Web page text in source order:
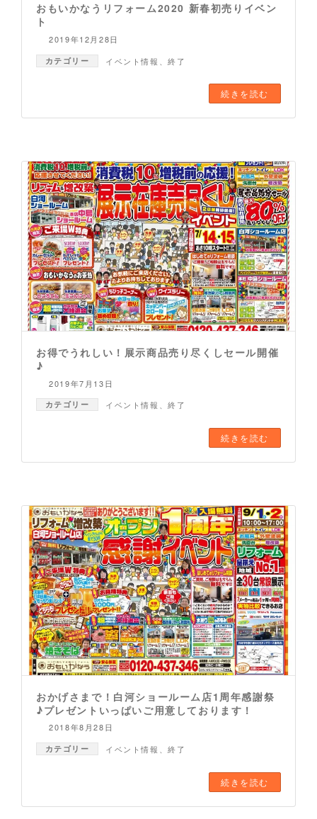
おもいかなうリフォーム2020 新春初売りイベン
ト
2019年12月28日
カテゴリー イベント情報 、終了
続きを読む
お得でうれしい！展示商品売り尽くしセール開催
♪
2019年7月13日
カテゴリー イベント情報 、終了
続きを読む
おかげさまで！白河ショールーム店1周年感謝祭
♪プレゼントいっぱいご用意しております！
2018年8月28日
カテゴリー イベント情報 、終了
続きを読む